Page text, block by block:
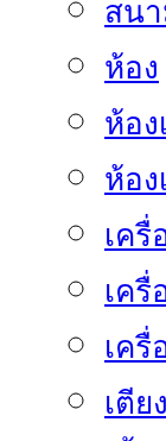
สน
ห้อง
ห้อง
ห้อง
เค
เค
เค
เตีย